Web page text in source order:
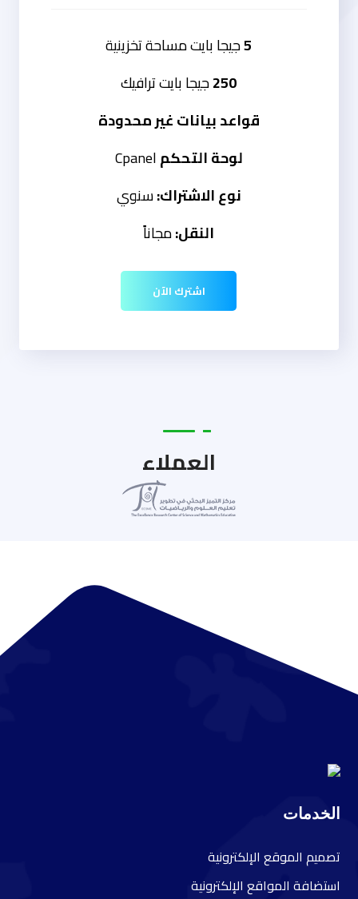
5جيجا بايت مساحة تخزينية
250جيجا بايت ترافيك
قواعد بيانات غير محدودة
لوحة التحكمCpanel
نوع الاشتراك:سنوي
النقل:مجاناً
اشترك الآن
العملاء
الخدمات
تصميم الموقع الإلكترونية
استضافة المواقع الإلكترونية